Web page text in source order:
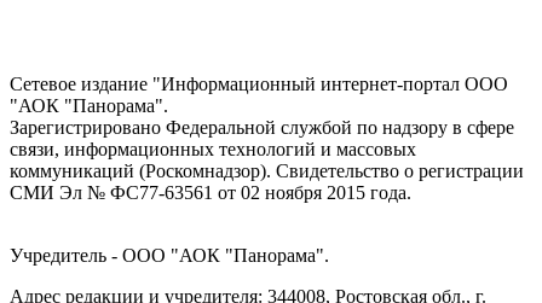
Сетевое издание "Информационный интернет-портал ООО
"АОК "Панорама".
Зарегистрировано Федеральной службой по надзору в сфере
связи, информационных технологий и массовых
коммуникаций (Роскомнадзор). Cвидетельство о регистрации
СМИ Эл № ФС77-63561 от 02 ноября 2015 года.
Учредитель - ООО "АОК "Панорама".
Адрес редакции и учредителя: 344008, Ростовская обл., г.